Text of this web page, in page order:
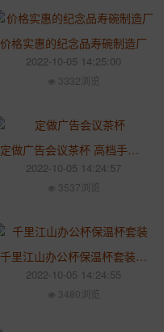
价格实惠的纪念品寿碗制造厂
2022-10-05 14:25:00
3332浏览
定做广告会议茶杯 高档手工描金玲珑过滤杯
2022-10-05 14:24:57
3537浏览
千里江山办公杯保温杯套装 新款文创随手礼品杯带盖
2022-10-05 14:24:55
3480浏览